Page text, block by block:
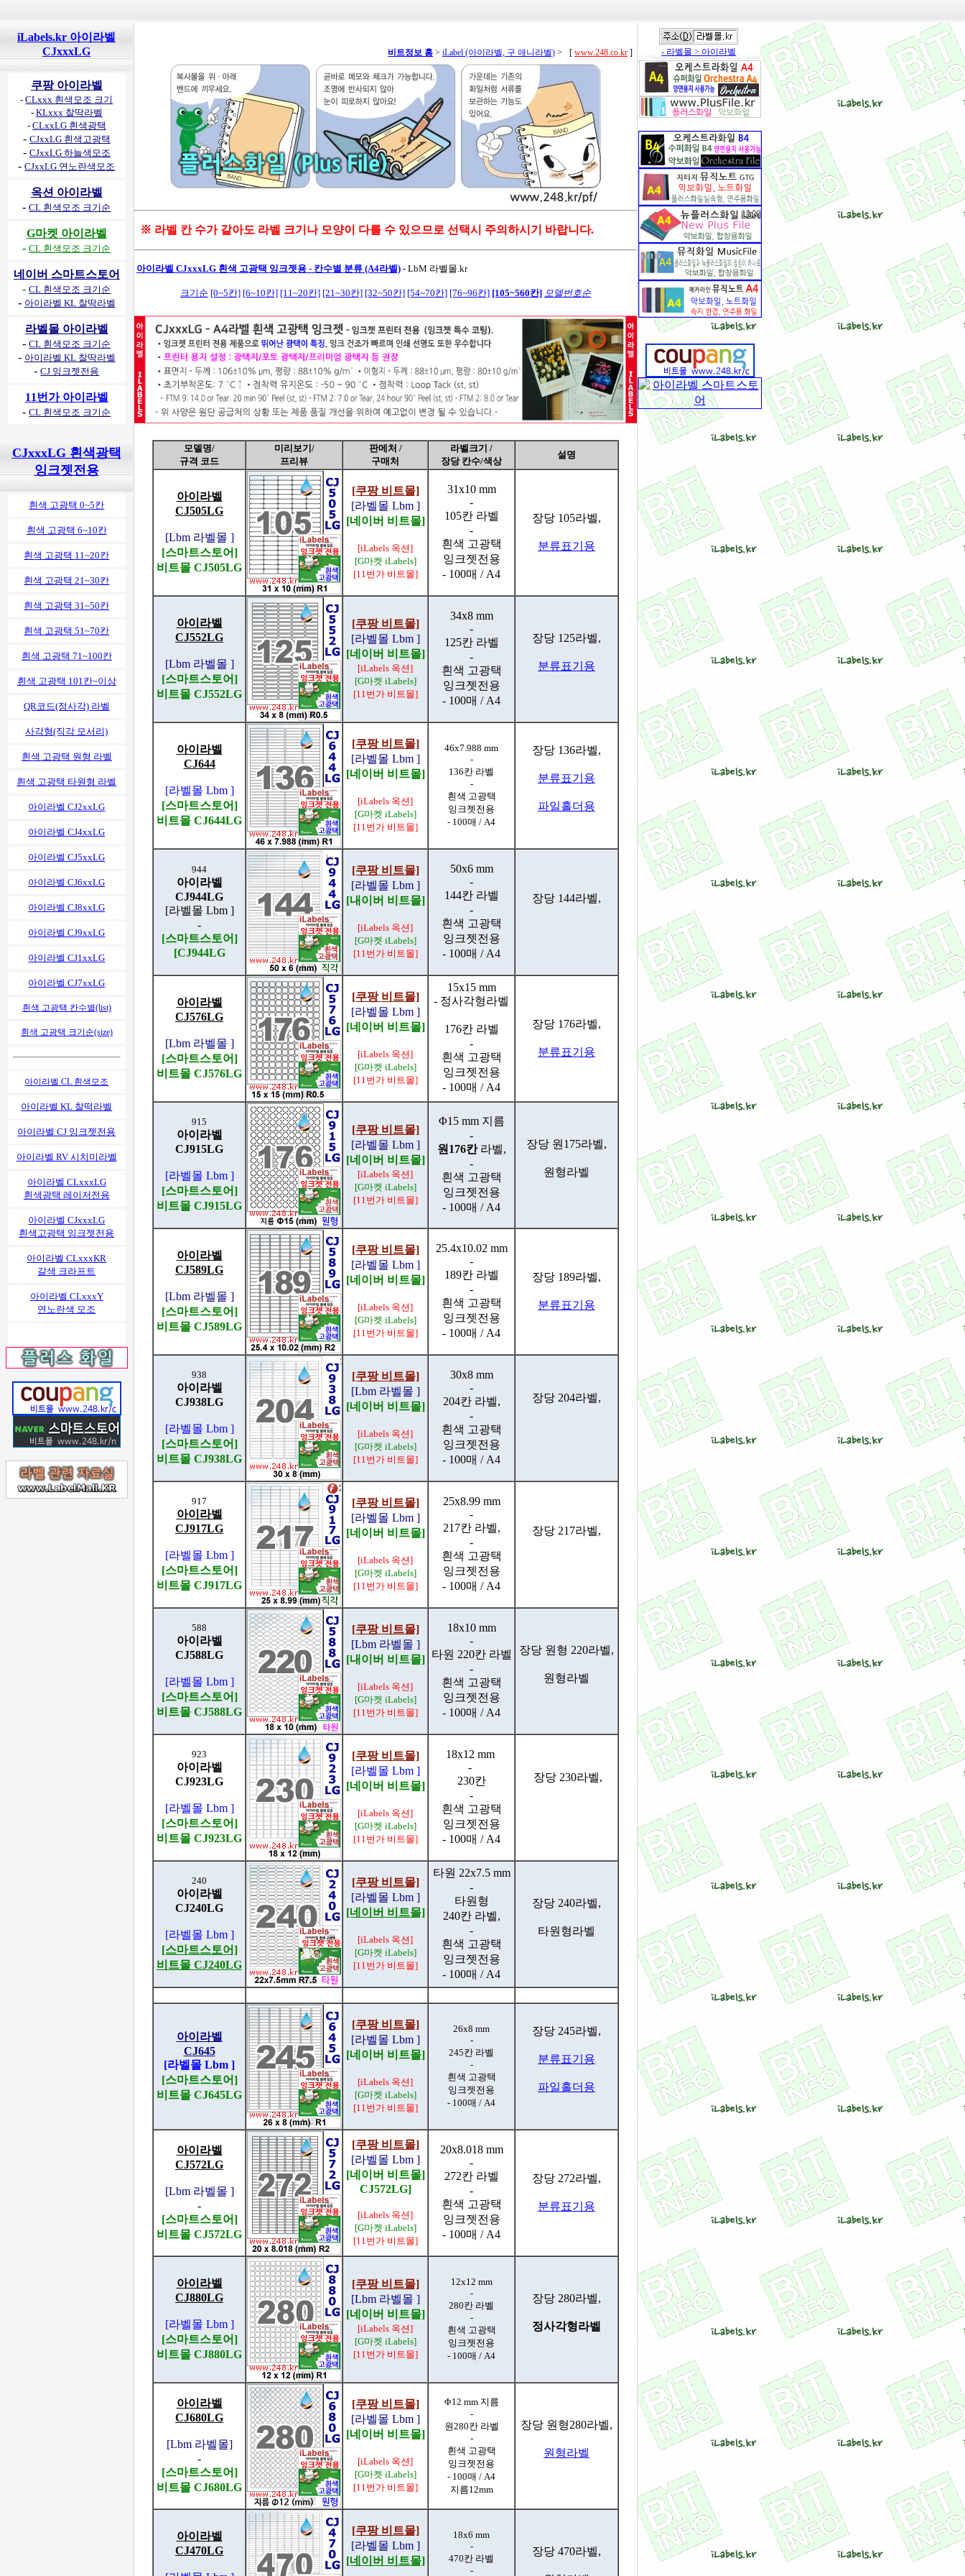
iLabels.kr 아이라벨
CJxxxLG
쿠팡 아이라벨
-CLxxx 흰색모조 크기
- KLxxx 찰딱라벨
- CLxxLG 흰색광택
- CJxxLG 흰색고광택
- CJxxLG 하늘색모조
-CJxxLG 연노란색모조
옥션 아이라벨
-CL 흰색모조 크기순
G마켓 아이라벨
-CL 흰색모조 크기순
네이버 스마트스토어
-CL 흰색모조 크기순
- 아이라벨 KL 찰딱라벨
라벨몰 아이라벨
-CL 흰색모조 크기순
- 아이라벨 KL 찰딱라벨
-CJ 잉크젯전용
11번가 아이라벨
-CL 흰색모조 크기순
CJxxxLG 흰색광택
잉크젯전용
흰색 고광택 0~5칸
흰색 고광택 6~10칸
흰색 고광택 11~20칸
흰색 고광택 21~30칸
흰색 고광택 31~50칸
흰색 고광택 51~70칸
흰색 고광택 71~100칸
흰색 고광택 101칸~이상
QR코드(정사각) 라벨
사각형(직각 모서리)
흰색 고광택 원형 라벨
흰색 고광택 타원형 라벨
아이라벨 CJ2xxLG
아이라벨 CJ4xxLG
아이라벨 CJ5xxLG
아이라벨 CJ6xxLG
아이라벨 CJ8xxLG
아이라벨 CJ9xxLG
아이라벨 CJ1xxLG
아이라벨 CJ7xxLG
흰색 고광택 칸수별(list)
흰색 고광택 크기순(size)
아이라벨 CL 흰색모조
아이라벨 KL 찰떡라벨
아이라벨 CJ 잉크젯전용
아이라벨 RV 시치미라벨
아이라벨 CLxxxLG
흰색광택 레이저전용
아이라벨 CJxxxLG
흰색고광택 잉크젯전용
아이라벨 CLxxxKR
갈색 크라프트
아이라벨 CLxxxY
연노란색 모조
비트정보 홈 > iLabel (아이라벨, 구 애니라벨) > [ www.248.co.kr ]
※ 라벨 칸 수가 같아도 라벨 크기나 모양이 다를 수 있으므로 선택시 주의하시기 바랍니다.
아이라벨 CJxxxLG 흰색 고광택 잉크젯용 - 칸수별 분류 (A4라벨) - LbM 라벨몰.kr
크기순 [0~5칸] [6~10칸] [11~20칸] [21~30칸] [32~50칸] [54~70칸] [76~96칸] [105~560칸] 모델번호순
모델명/
규격 코드
미리보기/
프리뷰
판메처 /
구매처
라벨크기 /
장당 칸수/색상
설명
아이라벨
CJ505LG
[Lbm 라벨몰 ]
[스마트스토어]
비트몰 CJ505LG
[쿠팡 비트몰]
[라벨몰 Lbm ]
[네이버 비트몰]
[iLabels 옥션]
[G마켓 iLabels]
[11번가 비트몰]
31x10 mm
-
105칸 라벨
-
흰색 고광택
잉크젯전용
- 100매 / A4
장당 105라벨,
분류표기용
아이라벨
CJ552LG
[Lbm 라벨몰 ]
[스마트스토어]
비트몰 CJ552LG
[쿠팡 비트몰]
[라벨몰 Lbm ]
[네이버 비트몰]
[iLabels 옥션]
[G마켓 iLabels]
[11번가 비트몰]
34x8 mm
-
125칸 라벨
-
흰색 고광택
잉크젯전용
- 100매 / A4
장당 125라벨,
분류표기용
아이라벨
CJ644
[라벨몰 Lbm ]
[스마트스토어]
비트몰 CJ644LG
[쿠팡 비트몰]
[라벨몰 Lbm ]
[네이버 비트몰]
[iLabels 옥션]
[G마켓 iLabels]
[11번가 비트몰]
46x7.988 mm
-
136칸 라벨
-
흰색 고광택
잉크젯전용
- 100매 / A4
장당 136라벨,
분류표기용
파일홀더용
944
아이라벨
CJ944LG
[라벨몰 Lbm ]
-
[스마트스토어]
[CJ944LG
[쿠팡 비트몰]
[라벨몰 Lbm ]
[내이버 비트몰]
[iLabels 옥션]
[G마켓 iLabels]
[11번가 비트몰]
50x6 mm
-
144칸 라벨
-
흰색 고광택
잉크젯전용
- 100매 / A4
장당 144라벨,
아이라벨
CJ576LG
[Lbm 라벨몰 ]
[스마트스토어]
비트몰 CJ576LG
[쿠팡 비트몰]
[라벨몰 Lbm ]
[네이버 비트몰]
[iLabels 옥션]
[G마켓 iLabels]
[11번가 비트몰]
15x15 mm
- 정사각형라벨
176칸 라벨
-
흰색 고광택
잉크젯전용
- 100매 / A4
장당 176라벨,
분류표기용
915
아이라벨
CJ915LG
[라벨몰 Lbm ]
[스마트스토어]
비트몰 CJ915LG
[쿠팡 비트몰]
[라벨몰 Lbm ]
[네이버 비트몰]
[iLabels 옥션]
[G마켓 iLabels]
[11번가 비트몰]
Φ15 mm 지름
-
원176칸 라벨,
-
흰색 고광택
잉크젯전용
- 100매 / A4
장당 원175라벨,
원형라벨
아이라벨
CJ589LG
[Lbm 라벨몰 ]
[스마트스토어]
비트몰 CJ589LG
[쿠팡 비트몰]
[라벨몰 Lbm ]
[네이버 비트몰]
[iLabels 옥션]
[G마켓 iLabels]
[11번가 비트몰]
25.4x10.02 mm
-
189칸 라벨
-
흰색 고광택
잉크젯전용
- 100매 / A4
장당 189라벨,
분류표기용
938
아이라벨
CJ938LG
[라벨몰 Lbm ]
[스마트스토어]
비트몰 CJ938LG
[쿠팡 비트몰]
[Lbm 라벨몰 ]
[네이버 비트몰]
[iLabels 옥션]
[G마켓 iLabels]
[11번가 비트몰]
30x8 mm
-
204칸 라벨,
-
흰색 고광택
잉크젯전용
- 100매 / A4
장당 204라벨,
917
아이라벨
CJ917LG
[라벨몰 Lbm ]
[스마트스토어]
비트몰 CJ917LG
[쿠팡 비트몰]
[라벨몰 Lbm ]
[네이버 비트몰]
[iLabels 옥션]
[G마켓 iLabels]
[11번가 비트몰]
25x8.99 mm
-
217칸 라벨,
-
흰색 고광택
잉크젯전용
- 100매 / A4
장당 217라벨,
588
아이라벨
CJ588LG
[라벨몰 Lbm ]
[스마트스토어]
비트몰 CJ588LG
[쿠팡 비트몰]
[Lbm 라벨몰 ]
[내이버 비트몰]
[iLabels 옥션]
[G마켓 iLabels]
[11번가 비트몰]
18x10 mm
-
타원 220칸 라벨
-
흰색 고광택
잉크젯전용
- 100매 / A4
장당 원형 220라벨,
원형라벨
923
아이라벨
CJ923LG
[라벨몰 Lbm ]
[스마트스토어]
비트몰 CJ923LG
[쿠팡 비트몰]
[라벨몰 Lbm ]
[네이버 비트몰]
[iLabels 옥션]
[G마켓 iLabels]
[11번가 비트몰]
18x12 mm
-
230칸
-
흰색 고광택
잉크젯전용
- 100매 / A4
장당 230라벨,
240
아이라벨
CJ240LG
[라벨몰 Lbm ]
[스마트스토어]
비트몰 CJ240LG
[쿠팡 비트몰]
[라벨몰 Lbm ]
[네이버 비트몰]
[iLabels 옥션]
[G마켓 iLabels]
[11번가 비트몰]
타원 22x7.5 mm
-
타원형
240칸 라벨,
-
흰색 고광택
잉크젯전용
- 100매 / A4
장당 240라벨,
타원형라벨
아이라벨
CJ645
[라벨몰 Lbm ]
[스마트스토어]
비트몰 CJ645LG
[쿠팡 비트몰]
[라벨몰 Lbm ]
[네이버 비트몰]
[iLabels 옥션]
[G마켓 iLabels]
[11번가 비트몰]
26x8 mm
-
245칸 라벨
-
흰색 고광택
잉크젯전용
- 100매 / A4
장당 245라벨,
분류표기용
파일홀더용
아이라벨
CJ572LG
[Lbm 라벨몰 ]
-
[스마트스토어]
비트몰 CJ572LG
[쿠팡 비트몰]
[라벨몰 Lbm ]
[네이버 비트몰]
CJ572LG]
[iLabels 옥션]
[G마켓 iLabels]
[11번가 비트몰]
20x8.018 mm
-
272칸 라벨
-
흰색 고광택
잉크젯전용
- 100매 / A4
장당 272라벨,
분류표기용
아이라벨
CJ880LG
[라벨몰 Lbm ]
[스마트스토어]
비트몰 CJ880LG
[쿠팡 비트몰]
[Lbm 라벨몰 ]
[네이버 비트몰]
[iLabels 옥션]
[G마켓 iLabels]
[11번가 비트몰]
12x12 mm
-
280칸 라벨
-
흰색 고광택
잉크젯전용
- 100매 / A4
장당 280라벨,
정사각형라벨
아이라벨
CJ680LG
[Lbm 라벨몰]
-
[스마트스토어]
비트몰 CJ680LG
[쿠팡 비트몰]
[라벨몰 Lbm ]
[네이버 비트몰]
[iLabels 옥션]
[G마켓 iLabels]
[11번가 비트몰]
Φ12 mm 지름
-
원280칸 라벨
-
흰색 고광택
잉크젯전용
- 100매 / A4
지름12mm
장당 원형280라벨,
원형라벨
아이라벨
CJ470LG
[쿠팡 비트몰]
[라벨몰 Lbm ]
[네이버 비트몰]
18x6 mm
-
470칸 라벨
-
장당 470라벨,
- 라벨몰 > 아이라벨